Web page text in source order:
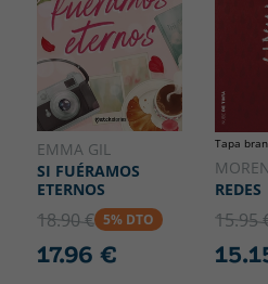
EMMA GIL
SI FUÉRAMOS
ETERNOS
18.90 € 5% DTO
17.96 €
Tapa
REDES
15.95